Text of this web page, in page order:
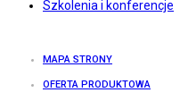
Szkolenia i konferencje
MAPA STRONY
OFERTA PRODUKTOWA